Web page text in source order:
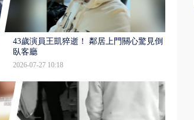
43歲演員王凱猝逝！ 鄰居上門關心驚見倒
臥客廳
2026-07-27 10:18